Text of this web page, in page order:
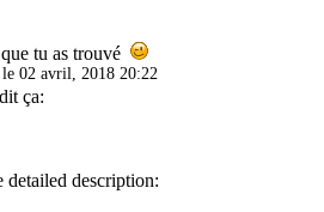
tu as trouvé
02 avril, 2018 20:22
ça:
detailed description: